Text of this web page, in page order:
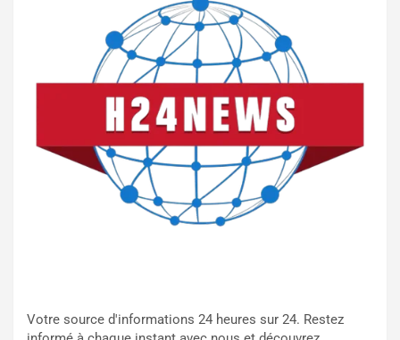
Votre source d'informations 24 heures sur 24. Restez